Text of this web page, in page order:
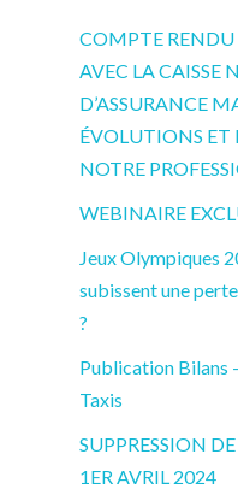
COMPTE
AVEC LA CAISSE
D’ASSURANCE
ÉVOLUTIONS ET
NOTRE
WEBINAIRE
Jeux Olympiques
subissent une
?
Publication Bilans
Taxis
SUPPRESSION
1ER AVRIL 2024